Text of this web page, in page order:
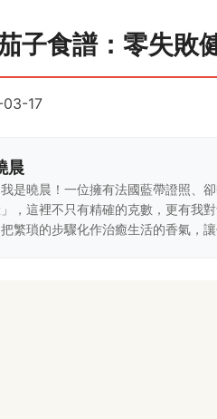
子食譜：零失敗
17
晨
是曉晨！一位擁有法國藍帶證照、
，這裡不只有精確的克數，更有我
繁瑣的步驟化作治癒生活的香氣，